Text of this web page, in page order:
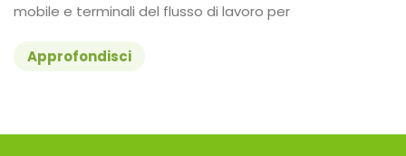
mobile e terminali del flusso di lavoro per
Approfondisci